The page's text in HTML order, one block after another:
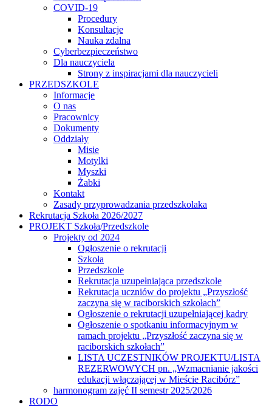
COVID-19
Procedury
Konsultacje
Nauka zdalna
Cyberbezpieczeństwo
Dla nauczyciela
Strony z inspiracjami dla nauczycieli
PRZEDSZKOLE
Informacje
O nas
Pracownicy
Dokumenty
Oddziały
Misie
Motylki
Myszki
Żabki
Kontakt
Zasady przyprowadzania przedszkolaka
Rekrutacja Szkoła 2026/2027
PROJEKT Szkołą/Przedszkole
Projekty od 2024
Ogłoszenie o rekrutacji
Szkoła
Przedszkole
Rekrutacja uzupełniająca przedszkole
Rekrutacja uczniów do projektu „Przyszłość
zaczyna się w raciborskich szkołach”
Ogłoszenie o rekrutacji uzupełniającej kadry
Ogłoszenie o spotkaniu informacyjnym w
ramach projektu „Przyszłość zaczyna się w
raciborskich szkołach”
LISTA UCZESTNIKÓW PROJEKTU/LISTA
REZERWOWYCH pn. „Wzmacnianie jakości
edukacji włączającej w Mieście Racibórz”
harmonogram zajęć II semestr 2025/2026
RODO